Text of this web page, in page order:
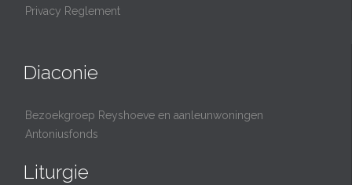
Privacy Reglement
Diaconie
Bezoekgroep Reyshoeve en aanleunwoningen
Antoniusfonds
Liturgie